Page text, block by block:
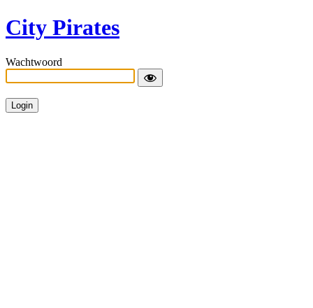
City Pirates
Wachtwoord